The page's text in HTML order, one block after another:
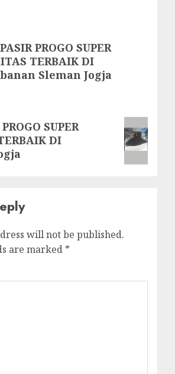
PROGO SUPER
TERBAIK DI
Sleman Jogja
SUPER
DI
will not be published.
are marked *